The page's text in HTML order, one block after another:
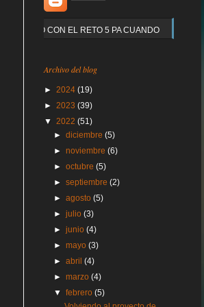
Y QUE PASO CON EL RETO 5 PA CUANDO
Archivo del blog
► 2024 (19)
► 2023 (39)
▼ 2022 (51)
►diciembre(5)
►noviembre(6)
►octubre(5)
►septiembre(2)
►agosto(5)
►julio(3)
►junio(4)
►mayo(3)
►abril(4)
►marzo(4)
▼febrero(5)